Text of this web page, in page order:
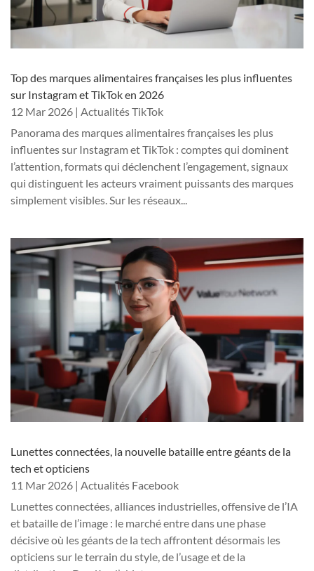
Top des marques alimentaires françaises les plus influentes
sur Instagram et TikTok en 2026
12 Mar 2026 | Actualités TikTok
Panorama des marques alimentaires françaises les plus
influentes sur Instagram et TikTok : comptes qui dominent
l’attention, formats qui déclenchent l’engagement, signaux
qui distinguent les acteurs vraiment puissants des marques
simplement visibles. Sur les réseaux...
Lunettes connectées, la nouvelle bataille entre géants de la
tech et opticiens
11 Mar 2026 | Actualités Facebook
Lunettes connectées, alliances industrielles, offensive de l’IA
et bataille de l’image : le marché entre dans une phase
décisive où les géants de la tech affrontent désormais les
opticiens sur le terrain du style, de l’usage et de la